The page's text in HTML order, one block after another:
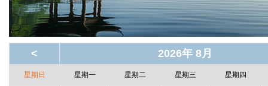
< 2026年 8月
星期日 星期一 星期二 星期三 星期四